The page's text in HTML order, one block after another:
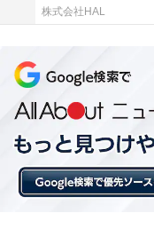
と「予習の必要性
ちろん親切心や作
しておけばさらに楽
も知らずに見ても「
です。
株式会社HAL